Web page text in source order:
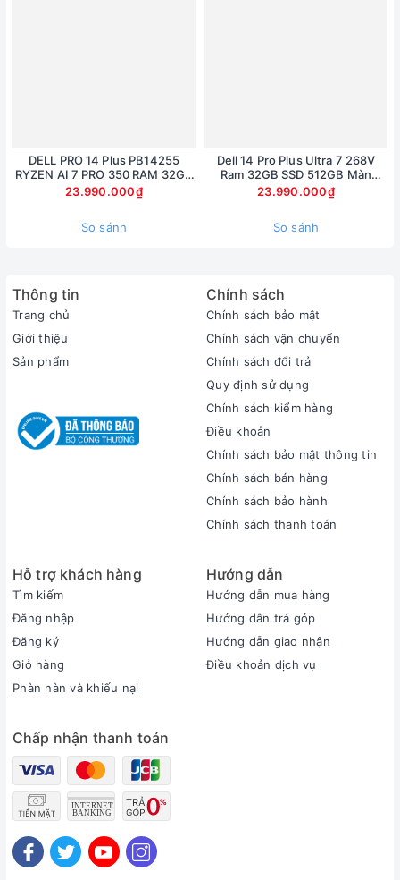
DELL PRO 14 Plus PB14255
RYZEN AI 7 PRO 350 RAM 32GB
SSD 512GB AMD RADEON 860M
GRAPHICS MÀN 14inch FullHD+
23.990.000₫
So sánh
Dell 14 Pro Plus Ultra 7 268V
Ram 32GB SSD 512GB Màn
14inch FullHD Touch
23.990.000₫
So sánh
Thông tin
Trang chủ
Giới thiệu
Sản phẩm
Chính sách
Chính sách bảo mật
Chính sách vận chuyển
Chính sách đổi trả
Quy định sử dụng
Chính sách kiểm hàng
Điều khoản
Chính sách bảo mật thông tin
Chính sách bán hàng
Chính sách bảo hành
Chính sách thanh toán
Hỗ trợ khách hàng
Tìm kiếm
Đăng nhập
Đăng ký
Giỏ hàng
Phàn nàn và khiếu nại
Hướng dẫn
Hướng dẫn mua hàng
Hướng dẫn trả góp
Hướng dẫn giao nhận
Điều khoản dịch vụ
Chấp nhận thanh toán